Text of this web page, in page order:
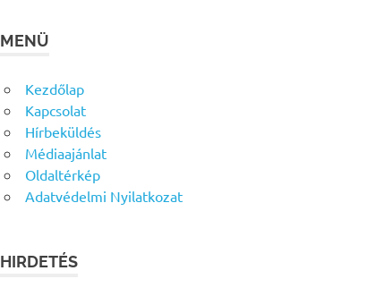
MENÜ
Kezdőlap
Kapcsolat
Hírbeküldés
Médiaajánlat
Oldaltérkép
Adatvédelmi Nyilatkozat
HIRDETÉS